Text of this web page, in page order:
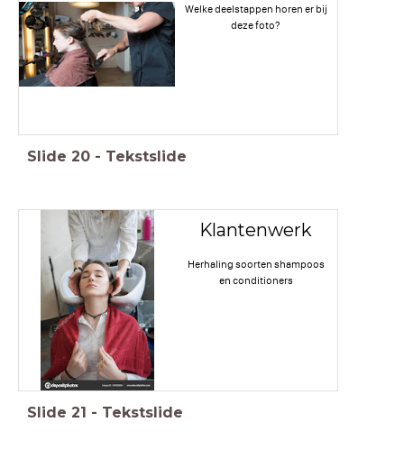
Welke deelstappen horen er bij
deze foto?
Slide 20 - Tekstslide
Klantenwerk
Herhaling soorten shampoos
en conditioners
Slide 21 - Tekstslide